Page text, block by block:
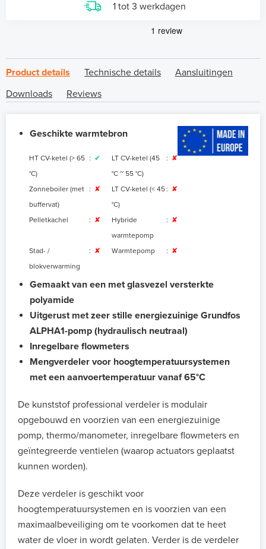
1 tot 3 werkdagen
Product details Technische details
Aansluitingen
Downloads
Reviews
Geschikte warmtebron
HT CV-ketel (> 65
°C)
: ✔
LT CV-ketel (45
°C ~ 55 °C)
: ✘
Zonneboiler (met
buffervat)
: ✘
LT CV-ketel (< 45
°C)
: ✘
Pelletkachel : ✘
Hybride
warmtepomp
: ✘
Stad- /
blokverwarming
: ✘ Warmtepomp : ✘
Gemaakt van een met glasvezel versterkte
polyamide
Uitgerust met zeer stille energiezuinige Grundfos
ALPHA1-pomp (hydraulisch neutraal)
Inregelbare flowmeters
Mengverdeler voor hoogtemperatuursystemen
met een aanvoertemperatuur vanaf 65°C
De kunststof professional verdeler is modulair
opgebouwd en voorzien van een energiezuinige
pomp, thermo/manometer, inregelbare flowmeters en
geïntegreerde ventielen (waarop actuators geplaatst
kunnen worden).
Deze verdeler is geschikt voor
hoogtemperatuursystemen en is voorzien van een
maximaalbeveiliging om te voorkomen dat te heet
water de vloer in wordt gelaten. Verder is de verdeler